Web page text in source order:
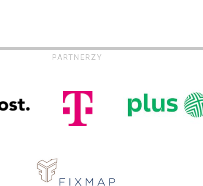
PARTNERZY